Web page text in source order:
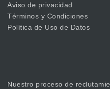
Aviso de privacidad
Términos y Condiciones
Política de Uso de Datos
Nuestro proceso de